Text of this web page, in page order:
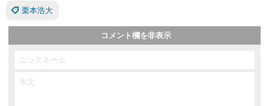
栗本浩大
コメント欄を非表示